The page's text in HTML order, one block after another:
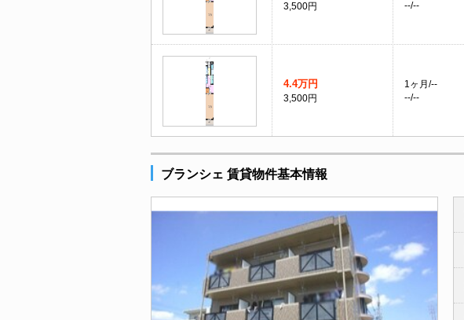
3,500円
--/--
4.4万円
3,500円
1ヶ月/--
--/--
ブランシェ 賃貸物件基本情報